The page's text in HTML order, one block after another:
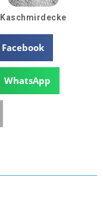
Kaschmirdecke
Facebook
WhatsApp